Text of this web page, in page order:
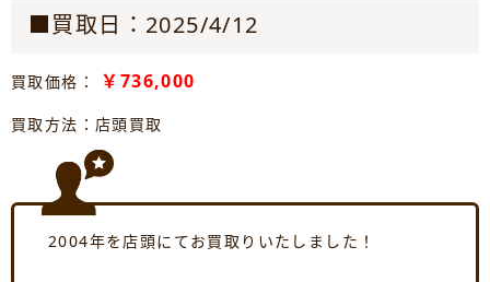
■買取日：2025/4/12
買取価格： ￥736,000
買取方法：店頭買取
2004年を店頭にてお買取りいたしました！